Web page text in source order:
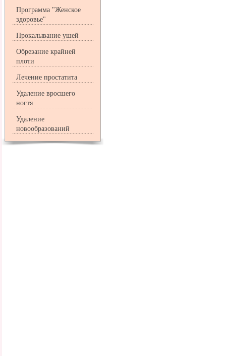
Программа "Женское
здоровье"
Прокалывание ушей
Обрезание крайней
плоти
Лечение простатита
Удаление вросшего
ногтя
Удаление
новообразований